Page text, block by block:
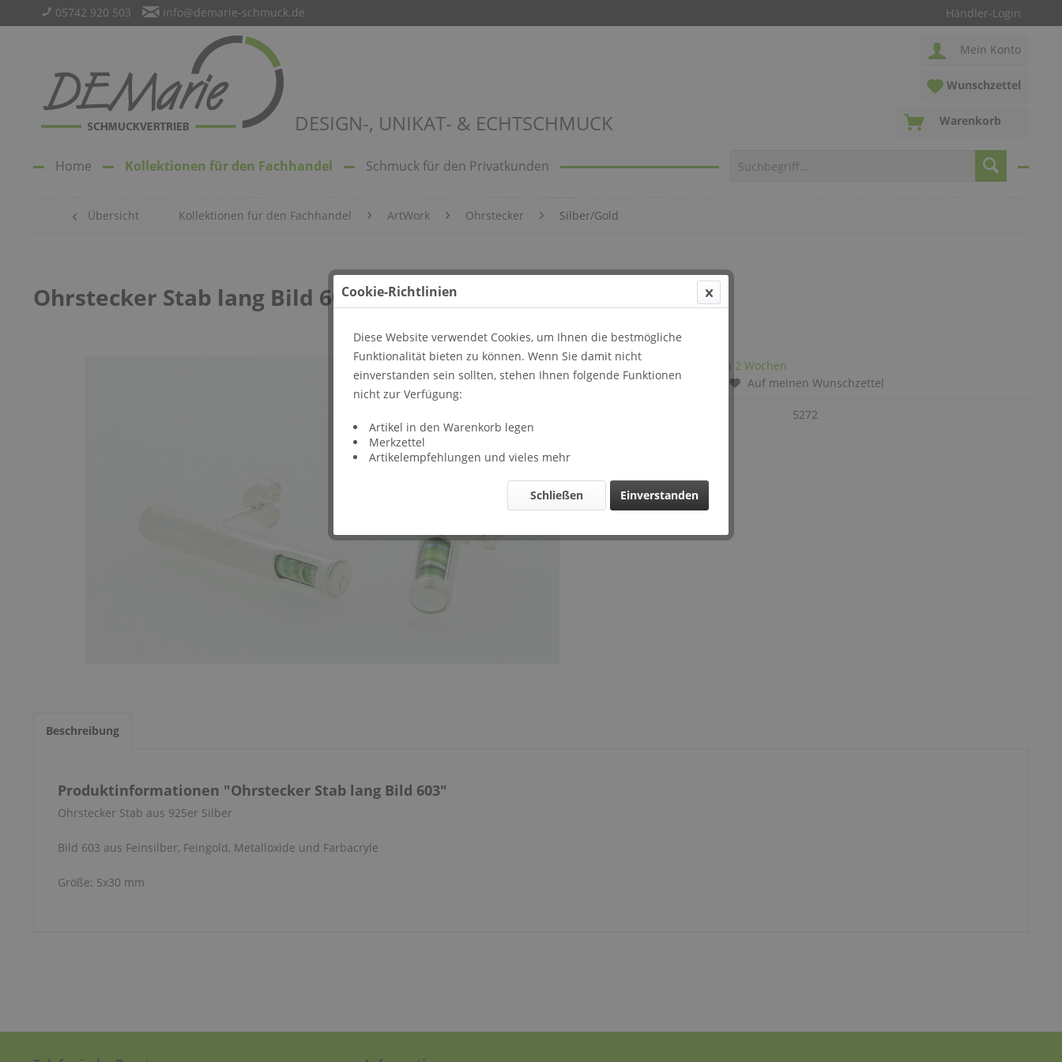
Händler-Login
05742 920 503 info@demarie-schmuck.de
DESIGN-, UNIKAT- & ECHTSCHMUCK
Mein Konto
Wunschzettel
Warenkorb
Home Kollektionen für den Fachhandel Schmuck für den Privatkunden
Übersicht Kollektionen für den Fachhandel ArtWork Ohrstecker Silber/Gold
Ohrstecker Stab lang Bild 603
Lieferzeit: ca 2 Wochen
Vergleichen
Auf meinen Wunschzettel
5272
Beschreibung
Produktinformationen "Ohrstecker Stab lang Bild 603"
Ohrstecker Stab aus 925er Silber
Bild 603 aus Feinsilber, Feingold, Metalloxide und Farbacryle
Größe: 5x30 mm
Cookie-Richtlinien
Diese Website verwendet Cookies, um Ihnen die bestmögliche
Funktionalität bieten zu können. Wenn Sie damit nicht
einverstanden sein sollten, stehen Ihnen folgende Funktionen
nicht zur Verfügung:
Artikel in den Warenkorb legen
Merkzettel
Artikelempfehlungen und vieles mehr
Einverstanden
Schließen